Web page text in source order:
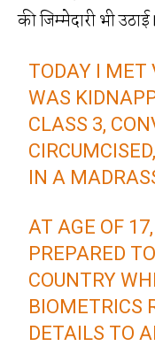
की जिम्मेदारी भी उठाई।
TODAY I MET
WAS
CLASS 3,
IN A
AT AGE OF
PREPARED
COUNTRY
BIOMETRICS
DETAILS TO